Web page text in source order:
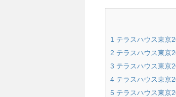
1 テラスハウス東京
2 テラスハウス東京
3 テラスハウス東京
4 テラスハウス東京
5 テラスハウス東京